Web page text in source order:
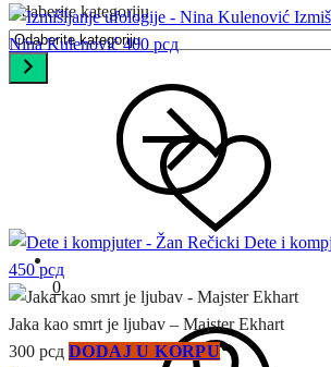
Odaberite kategoriju
0
Nina Kulenović 400 рсд
Dete i
450рсд
Jaka kao smrt je ljubav – Majster Ekhart
300 рсд DODAJ U KORPU